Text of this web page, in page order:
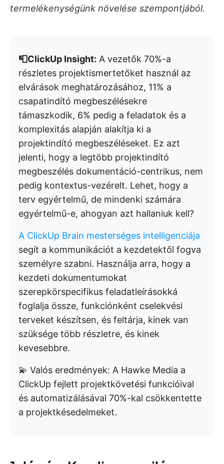
termelékenységünk növelése szempontjából.
📮ClickUp Insight: A vezetők 70%-a
részletes projektismertetőket használ az
elvárások meghatározásához, 11% a
csapatindító megbeszélésekre
támaszkodik, 6% pedig a feladatok és a
komplexitás alapján alakítja ki a
projektindító megbeszéléseket. Ez azt
jelenti, hogy a legtöbb projektindító
megbeszélés dokumentáció-centrikus, nem
pedig kontextus-vezérelt. Lehet, hogy a
terv egyértelmű, de mindenki számára
egyértelmű-e, ahogyan azt hallaniuk kell?
A ClickUp Brain mesterséges intelligenciája
segít a kommunikációt a kezdetektől fogva
személyre szabni. Használja arra, hogy a
kezdeti dokumentumokat
szerepkörspecifikus feladatleírásokká
foglalja össze, funkciónként cselekvési
terveket készítsen, és feltárja, kinek van
szüksége több részletre, és kinek
kevesebbre.
💫 Valós eredmények: A Hawke Media a
ClickUp fejlett projektkövetési funkcióival
és automatizálásával 70%-kal csökkentette
a projektkésedelmeket.